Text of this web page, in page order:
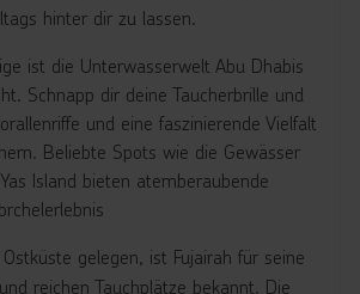
hinter dir zu lassen.
ist die Unterwasserwelt Abu Dhabis
Schnapp dir deine Taucherbrille und
und eine faszinierende Vielfalt
Beliebte Spots wie die Gewässer
Island bieten atemberaubende
gelegen, ist Fujairah für seine
reichen Tauchplätze bekannt. Die